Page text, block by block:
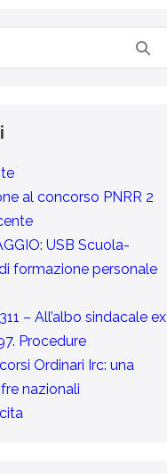
al concorso PNRR 2
USB Scuola-
formazione personale
– All’albo sindacale ex
Procedure
Ordinari Irc: una
nazionali